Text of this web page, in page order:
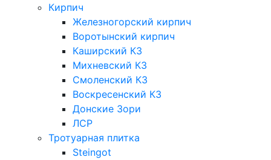
Кирпич
Железногорский кирпич
Воротынский кирпич
Каширский КЗ
Михневский КЗ
Смоленский КЗ
Воскресенский КЗ
Донские Зори
ЛСР
Тротуарная плитка
Steingot